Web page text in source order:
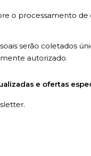
o processamento
serão coletados
autorizado.
e ofertas